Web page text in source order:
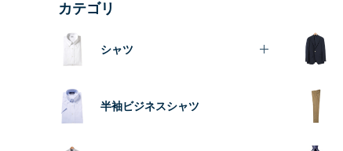
カテゴリ
シャツ
半袖ビジネスシャツ